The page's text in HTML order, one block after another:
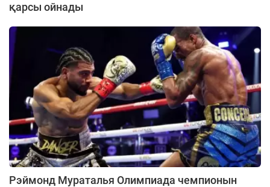
қарсы ойнады
Рэймонд Мураталья Олимпиада чемпионын